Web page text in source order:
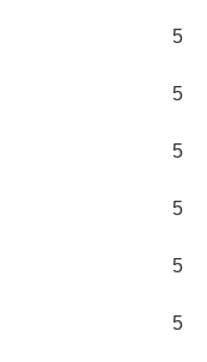
5
5
5
5
5
5